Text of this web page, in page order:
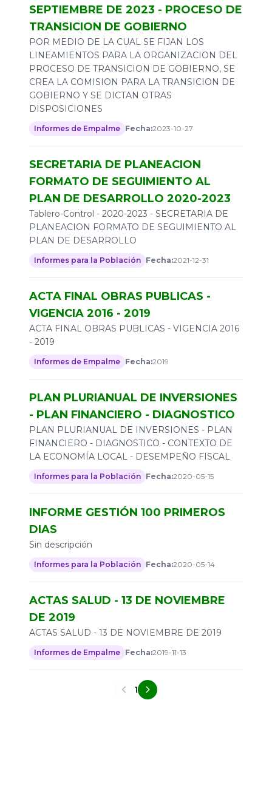
SEPTIEMBRE DE 2023 - PROCESO DE
TRANSICION DE GOBIERNO
POR MEDIO DE LA CUAL SE FIJAN LOS
LINEAMIENTOS PARA LA ORGANIZACION DEL
PROCESO DE TRANSICION DE GOBIERNO, SE
CREA LA COMISION PARA LA TRANSICION DE
GOBIERNO Y SE DICTAN OTRAS
DISPOSICIONES
Informes de Empalme Fecha:2023-10-27
SECRETARIA DE PLANEACION
FORMATO DE SEGUIMIENTO AL
PLAN DE DESARROLLO 2020-2023
Tablero-Control - 2020-2023 - SECRETARIA DE
PLANEACION FORMATO DE SEGUIMIENTO AL
PLAN DE DESARROLLO
Informes para la Población Fecha:2021-12-31
ACTA FINAL OBRAS PUBLICAS -
VIGENCIA 2016 - 2019
ACTA FINAL OBRAS PUBLICAS - VIGENCIA 2016
- 2019
Informes de Empalme Fecha:2019
PLAN PLURIANUAL DE INVERSIONES
- PLAN FINANCIERO - DIAGNOSTICO
PLAN PLURIANUAL DE INVERSIONES - PLAN
FINANCIERO - DIAGNOSTICO - CONTEXTO DE
LA ECONOMÍA LOCAL - DESEMPEÑO FISCAL
Informes para la Población Fecha:2020-05-15
INFORME GESTIÓN 100 PRIMEROS
DIAS
Sin descripción
Informes para la Población Fecha:2020-05-14
ACTAS SALUD - 13 DE NOVIEMBRE
DE 2019
ACTAS SALUD - 13 DE NOVIEMBRE DE 2019
Informes de Empalme Fecha:2019-11-13
1